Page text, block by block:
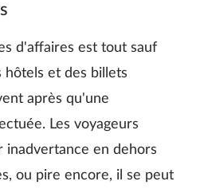
d'affaires est tout sauf
hôtels et des billets
après qu'une
Les voyageurs
inadvertance en dehors
ou pire encore, il se peut